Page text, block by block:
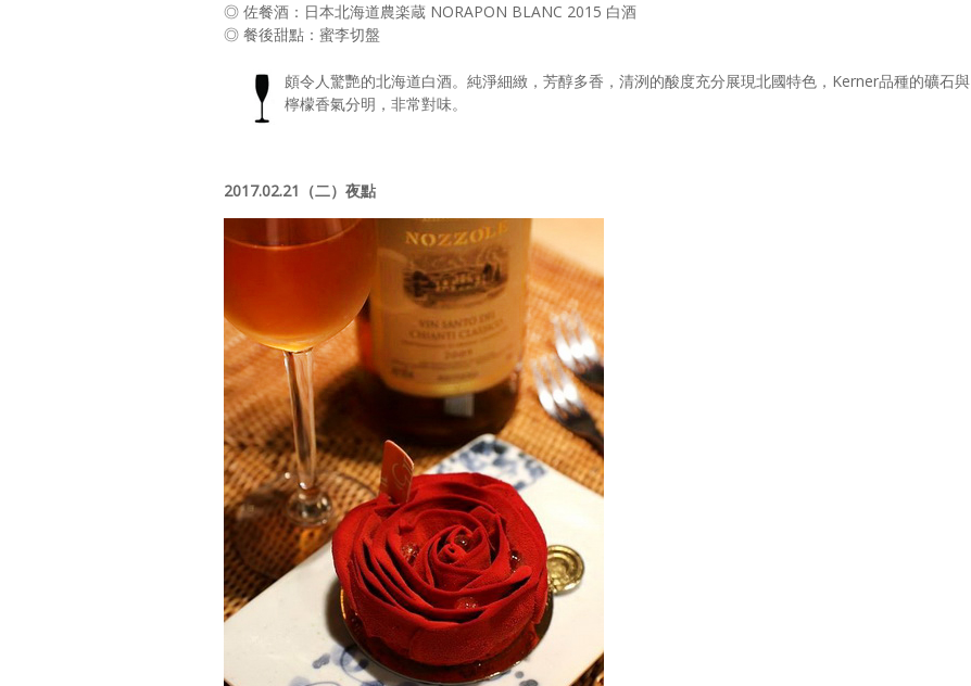
◎ 佐餐酒：日本北海道農楽蔵 NORAPON BLANC 2015 白酒
◎ 餐後甜點：蜜李切盤
頗令人驚艷的北海道白酒。純淨細緻，芳醇多香，清洌的酸度充分展現北國特色，Kerner品種的礦石與
檸檬香氣分明，非常對味。
2017.02.21（二）夜點